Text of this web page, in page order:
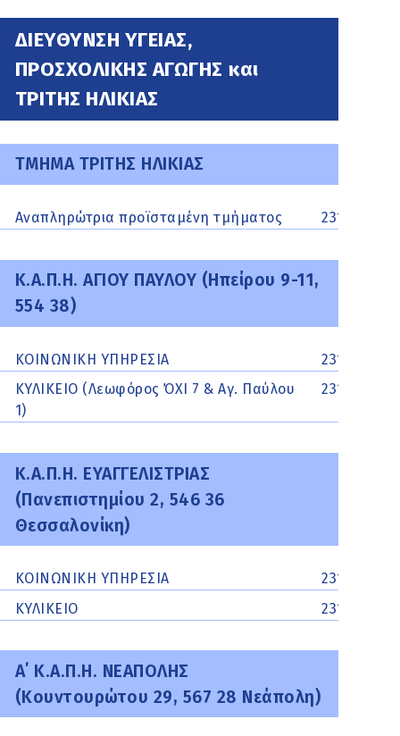
ΔΙΕΥΘΥΝΣΗ ΥΓΕΙΑΣ,
ΠΡΟΣΧΟΛΙΚΗΣ ΑΓΩΓΗΣ και
ΤΡΙΤΗΣ ΗΛΙΚΙΑΣ
ΤΜΗΜΑ ΤΡΙΤΗΣ ΗΛΙΚΙΑΣ
Aναπληρώτρια προϊσταμένη τμήματος 2310213401
Κ.Α.Π.Η. ΑΓΙΟΥ ΠΑΥΛΟΥ (Ηπείρου 9-11,
554 38)
ΚΟΙΝΩΝΙΚΗ ΥΠΗΡΕΣΙΑ
2313300217
ΚΥΛΙΚΕΙΟ (Λεωφόρος ΌΧΙ 7 & Αγ. Παύλου
1)
2310207361
Κ.Α.Π.Η. ΕΥΑΓΓΕΛΙΣΤΡΙΑΣ
(Πανεπιστημίου 2, 546 36
Θεσσαλονίκη)
ΚΟΙΝΩΝΙΚΗ ΥΠΗΡΕΣΙΑ
2310207953
ΚΥΛΙΚΕΙΟ
2310248961
A΄ Κ.Α.Π.Η. ΝΕΑΠΟΛΗΣ
(Κουντουρώτου 29, 567 28 Νεάπολη)